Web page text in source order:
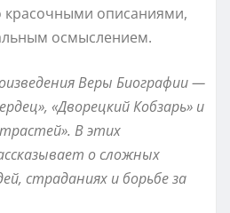
красочными описаниями,
осмыслением.
Веры Биографии —
«Дворецкий Кобзарь» и
В этих
о сложных
страданиях и борьбе за